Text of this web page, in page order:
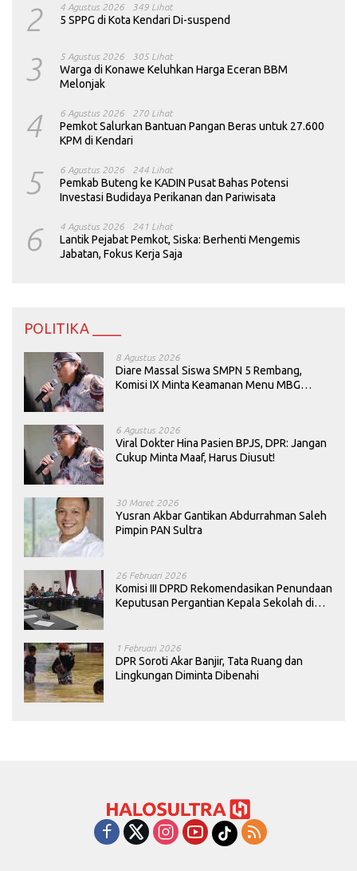
2 4 Agustus 2026 349 Lihat
5 SPPG di Kota Kendari Di-suspend
3 5 Agustus 2026 305 Lihat
Warga di Konawe Keluhkan Harga Eceran BBM
Melonjak
4 6 Agustus 2026 270 Lihat
Pemkot Salurkan Bantuan Pangan Beras untuk 27.600
KPM di Kendari
5 6 Agustus 2026 244 Lihat
Pemkab Buteng ke KADIN Pusat Bahas Potensi
Investasi Budidaya Perikanan dan Pariwisata
6 4 Agustus 2026 241 Lihat
Lantik Pejabat Pemkot, Siska: Berhenti Mengemis
Jabatan, Fokus Kerja Saja
POLITIKA ____
8 Agustus 2026
Diare Massal Siswa SMPN 5 Rembang,
Komisi IX Minta Keamanan Menu MBG
6 Agustus 2026
Viral Dokter Hina Pasien BPJS, DPR: Jangan
Cukup Minta Maaf, Harus Diusut!
30 Maret 2026
Yusran Akbar Gantikan Abdurrahman Saleh
Pimpin PAN Sultra
26 Februari 2026
Komisi III DPRD Rekomendasikan Penundaan
Keputusan Pergantian Kepala Sekolah di
1 Februari 2026
DPR Soroti Akar Banjir, Tata Ruang dan
Lingkungan Diminta Dibenahi